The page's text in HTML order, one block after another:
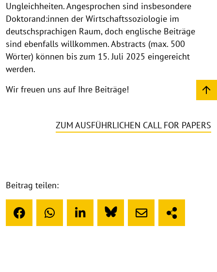
Ungleichheiten. Angesprochen sind insbesondere
Doktorand:innen der Wirtschaftssoziologie im
deutschsprachigen Raum, doch englische Beiträge
sind ebenfalls willkommen. Abstracts (max. 500
Wörter) können bis zum 15. Juli 2025 eingereicht
werden.
Wir freuen uns auf Ihre Beiträge!
ZUM AUSFÜHRLICHEN CALL FOR PAPERS
Beitrag teilen: